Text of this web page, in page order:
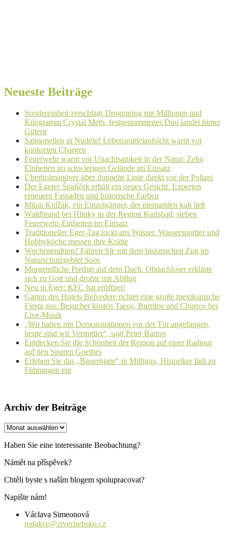
Neueste Beiträge
Sondereinheit zerschlägt Drogenring mit Millionen und
Kilogramm Crystal Meth, festgenommenes Duo landet hinter
Gittern
Salmonellen in Nudeln! Lebensmittelaufsicht warnt vor
konkreten Chargen
Feuerwehr warnt vor Unachtsamkeit in der Natur: Zehn
Einheiten im schwierigen Gelände im Einsatz
Überholmanöver über doppelte Linie direkt vor der Polizei
Der Egerer Špalíček erhält ein neues Gesicht. Experten
erneuern Fassaden und historische Farben
Milan Knížák, ein Einzelgänger, der niemanden kalt ließ
Waldbrand bei Hlinky in der Region Karlsbad, sieben
Feuerwehr-Einheiten im Einsatz
Traditioneller Eger-Tag lockt ans Wasser. Wassersportler und
Hobbyköche messen ihre Kräfte
Wochenendtipp? Fahren Sie mit dem historischen Zug im
Naturschutzgebiet Soos
Morgendliche Predigt auf dem Dach. Obdachloser erklärte
sich zu Gott und drohte mit Abflug
Neu in Eger: KFC hat eröffnet!
Garten des Hotels Belvedere richtet eine große mexikanische
Fiesta aus. Besucher kosten Tacos, Burritos und Churros bei
Live-Musik
„Wir haben mit Demonstrationen vor der Tür angefangen,
heute sind wir Vermittler“, sagt Peter Barton
Entdecken Sie die Schönheit der Region auf einer Radtour
auf den Spuren Goethes
Erleben Sie das „Bauernjahr“ in Miltigau, Historiker lädt zu
Führungen ein
Archiv der Beiträge
Archiv
Beiträge
Haben Sie eine interessante Beobachtung?
Námět na příspěvek?
Chtěli byste s naším blogem spolupracovat?
Napište nám!
Václava Simeonová
redakce@zivechebsko.cz